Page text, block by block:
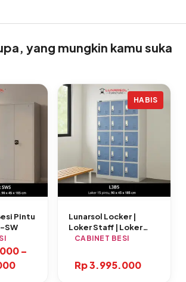
yang mungkin kamu suka
Pintu
SW
–
HABIS
Lunarsol Locker |
Loker Staff | Loker
Kantor | Loker Pabrik
CABINET BESI
Rp3.995.000